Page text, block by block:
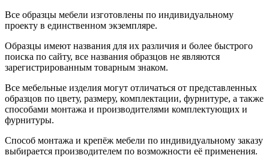
Все образцы мебели изготовлены по индивидуальному
проекту в единственном экземпляре.
Образцы имеют названия для их различия и более быстрого
поиска по сайту, все названия образцов не являются
зарегистрированным товарным знаком.
Все мебельные изделия могут отличаться от представленных
образцов по цвету, размеру, комплектации, фурнитуре, а также
способами монтажа и производителями комплектующих и
фурнитуры.
Способ монтажа и крепёж мебели по индивидуальному заказу
выбирается производителем по возможности её применения.